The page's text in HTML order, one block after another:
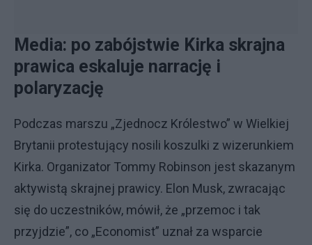
Media: po zabójstwie Kirka skrajna
prawica eskaluje narrację i
polaryzację
Podczas marszu „Zjednocz Królestwo” w Wielkiej
Brytanii protestujący nosili koszulki z wizerunkiem
Kirka. Organizator Tommy Robinson jest skazanym
aktywistą skrajnej prawicy. Elon Musk, zwracając
się do uczestników, mówił, że „przemoc i tak
przyjdzie”, co „Economist” uznał za wsparcie